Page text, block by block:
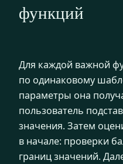
функций
Для каждой важной
по одинаковому
параметры она
пользователь
значения. Затем
в начале: проверки
границ значений.